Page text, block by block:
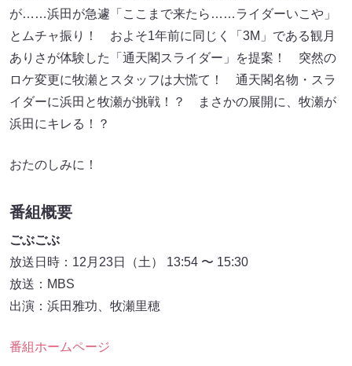
が……浜田が急遽「ここまで来たら……ライダーいこや」
とムチャ振り！ およそ1年前に同じく「3M」である観月
ありさが体験した「通天閣スライダー」を提案！ 突然の
ロケ変更に牧瀬とスタッフは大慌て！ 通天閣名物・スラ
イダーに浜田と牧瀬が挑戦！？ まさかの展開に、牧瀬が
浜田にキレる！？
おたのしみに！
番組概要
ごぶごぶ
放送日時：12月23日（土） 13:54 〜 15:30
放送：MBS
出演：浜田雅功、牧瀬里穂
番組ホームページ